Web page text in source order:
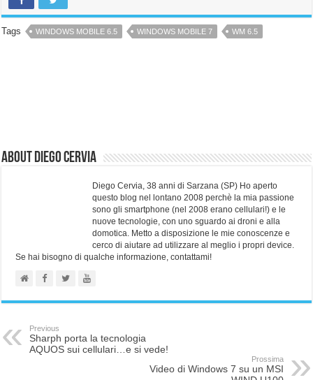
Tags WINDOWS MOBILE 6.5 WINDOWS MOBILE 7 WM 6.5
About Diego Cervia
Diego Cervia, 38 anni di Sarzana (SP) Ho aperto
questo blog nel lontano 2008 perchè la mia passione
sono gli smartphone (nel 2008 erano cellulari!) e le
nuove tecnologie, con uno sguardo ai droni e alla
domotica. Metto a disposizione le mie conoscenze e
cerco di aiutare ad utilizzare al meglio i propri device.
Se hai bisogno di qualche informazione, contattami!
Previous
Sharph porta la tecnologia
AQUOS sui cellulari…e si vede!
Prossima
Video di Windows 7 su un MSI